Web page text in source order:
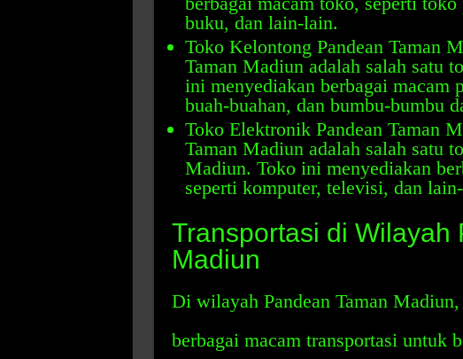
buku, dan lain-lain.
Toko Kelontong Pandean Taman
Taman Madiun adalah salah satu
ini menyediakan berbagai macam
buah-buahan, dan bumbu-bumbu
Toko Elektronik Pandean Taman
Taman Madiun adalah salah satu
Madiun. Toko ini menyediakan
seperti komputer, televisi, dan
Transportasi di Wilayah
Madiun
Di wilayah Pandean Taman
berbagai macam transportasi untuk